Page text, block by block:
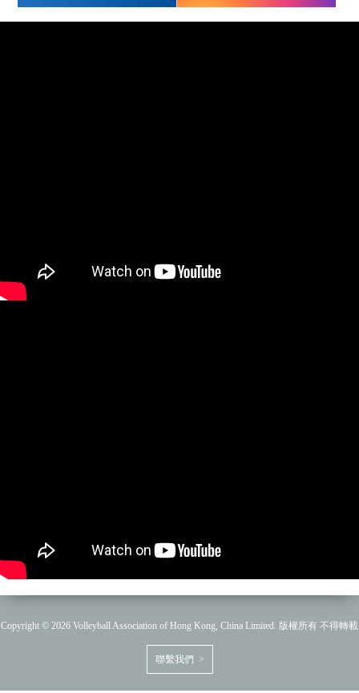
Copyright © 2026 Volleyball Association of Hong Kong, China Limited. 版權所有 不得轉載
聯繫我們 >